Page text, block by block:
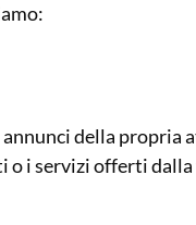
della propria
o i servizi offerti